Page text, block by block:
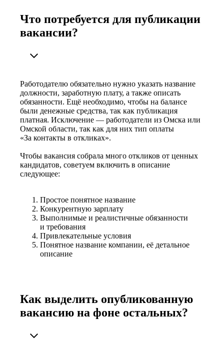
Что потребуется для публикации
вакансии?
Работодателю обязательно нужно указать название
должности, заработную плату, а также описать
обязанности. Ещё необходимо, чтобы на балансе
были денежные средства, так как публикация
платная. Исключение — работодатели из Омска или
Омской области, так как для них тип оплаты
«За контакты в откликах».
Чтобы вакансия собрала много откликов от ценных
кандидатов, советуем включить в описание
следующее:
Простое понятное название
Конкурентную зарплату
Выполнимые и реалистичные обязанности
и требования
Привлекательные условия
Понятное название компании, её детальное
описание
Как выделить опубликованную
вакансию на фоне остальных?